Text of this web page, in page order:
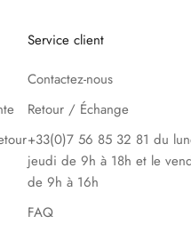
Service client
Contactez-nous
Retour / Échange
+33(0)7 56 85 32 81 du
jeudi de 9h à 18h et le
de 9h à 16h
FAQ